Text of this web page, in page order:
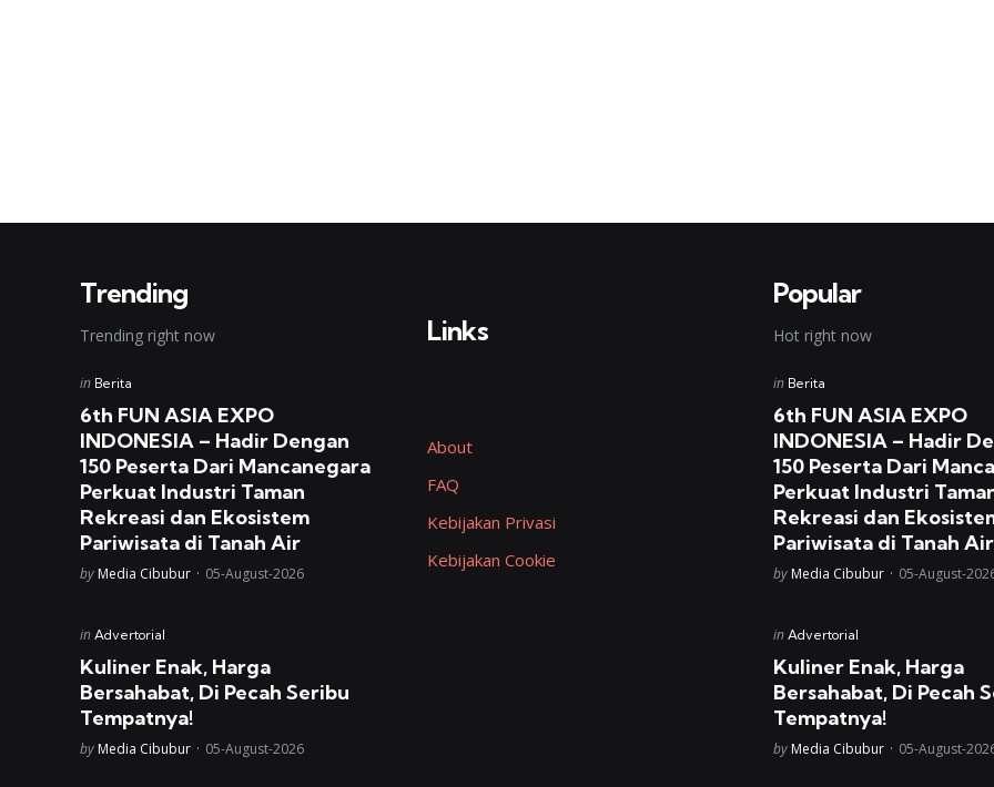
Trending
Trending right now
Posted
in Berita
6th FUN ASIA EXPO
INDONESIA – Hadir Dengan
150 Peserta Dari Mancanegara
Perkuat Industri Taman
Rekreasi dan Ekosistem
Pariwisata di Tanah Air
Posted
by Media Cibubur 05-August-2026
Posted
in Advertorial
Kuliner Enak, Harga
Bersahabat, Di Pecah Seribu
Tempatnya!
Posted
by Media Cibubur 05-August-2026
Links
About
FAQ
Kebijakan Privasi
Kebijakan Cookie
Popular
Hot right now
Posted
in Berita
6th FUN ASIA EXPO
INDONESIA – Hadir
150 Peserta Dari
Perkuat Industri
Rekreasi dan
Pariwisata di Tanah Air
Posted
by Media Cibubur 05-August-
Posted
in Advertorial
Kuliner Enak, Harga
Bersahabat, Di Pecah
Tempatnya!
Posted
by Media Cibubur 05-August-